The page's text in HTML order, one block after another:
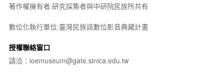
著作權擁有者:研究採集者與中研院民族所共有
數位化執行單位:臺灣民族誌數位影音典藏計畫
授權聯絡窗口
請洽：ioemuseum@gate.sinica.edu.tw